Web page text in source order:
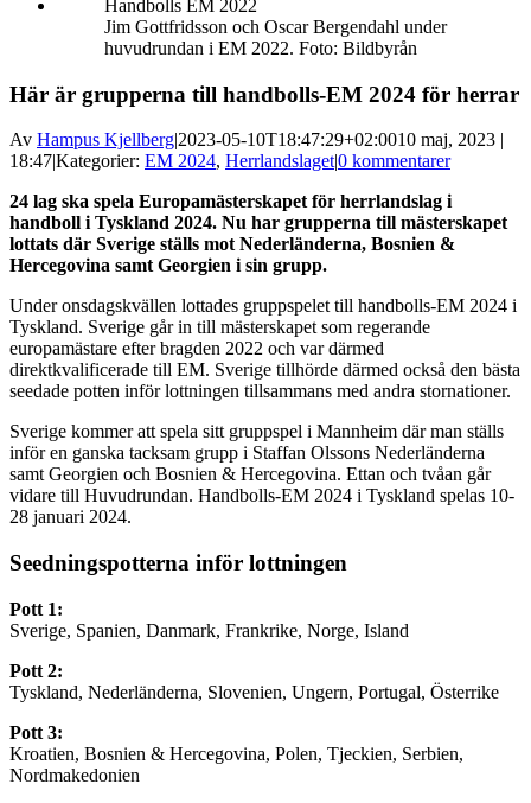
Jim Gottfridsson och Oscar Bergendahl under
huvudrundan i EM 2022. Foto: Bildbyrån
Här är grupperna till handbolls-EM 2024 för herrar
Av Hampus Kjellberg|2023-05-10T18:47:29+02:0010 maj, 2023 |
18:47|Kategorier: EM 2024, Herrlandslaget|0 kommentarer
24 lag ska spela Europamästerskapet för herrlandslag i
handboll i Tyskland 2024. Nu har grupperna till mästerskapet
lottats där Sverige ställs mot Nederländerna, Bosnien &
Hercegovina samt Georgien i sin grupp.
Under onsdagskvällen lottades gruppspelet till handbolls-EM 2024 i
Tyskland. Sverige går in till mästerskapet som regerande
europamästare efter bragden 2022 och var därmed
direktkvalificerade till EM. Sverige tillhörde därmed också den bästa
seedade potten inför lottningen tillsammans med andra stornationer.
Sverige kommer att spela sitt gruppspel i Mannheim där man ställs
inför en ganska tacksam grupp i Staffan Olssons Nederländerna
samt Georgien och Bosnien & Hercegovina. Ettan och tvåan går
vidare till Huvudrundan. Handbolls-EM 2024 i Tyskland spelas 10-
28 januari 2024.
Seedningspotterna inför lottningen
Pott 1:
Sverige, Spanien, Danmark, Frankrike, Norge, Island
Pott 2:
Tyskland, Nederländerna, Slovenien, Ungern, Portugal, Österrike
Pott 3:
Kroatien, Bosnien & Hercegovina, Polen, Tjeckien, Serbien,
Nordmakedonien